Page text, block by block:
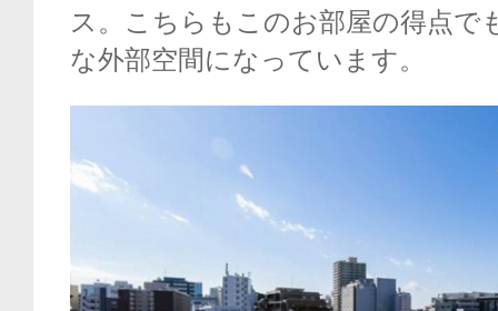
ス。こちらもこのお部屋の得点で
な外部空間になっています。